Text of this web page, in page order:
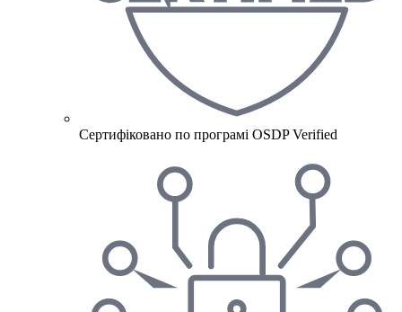
Сертифіковано по програмі OSDP Verified